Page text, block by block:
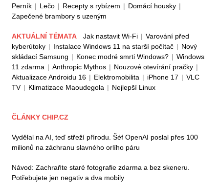
Perník | Lečo | Recepty s rybízem | Domácí housky |
Zapečené brambory s uzeným
AKTUÁLNÍ TÉMATA Jak nastavit Wi-Fi | Varování před
kyberútoky | Instalace Windows 11 na starší počítač | Nový
skládací Samsung | Konec modré smrti Windows? | Windows
11 zdarma | Anthropic Mythos | Nouzové otevírání pračky |
Aktualizace Androidu 16 | Elektromobilita | iPhone 17 | VLC
TV | Klimatizace Maoudegola | Nejlepší Linux
ČLÁNKY CHIP.CZ
Vydělal na AI, teď střeží přírodu. Šéf OpenAI poslal přes 100
milionů na záchranu slavného orlího páru
Návod: Zachraňte staré fotografie zdarma a bez skeneru.
Potřebujete jen negativ a dva mobily